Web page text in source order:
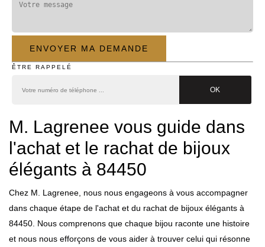
ÊTRE RAPPELÉ
M. Lagrenee vous guide dans
l'achat et le rachat de bijoux
élégants à 84450
Chez M. Lagrenee, nous nous engageons à vous accompagner
dans chaque étape de l'achat et du rachat de bijoux élégants à
84450. Nous comprenons que chaque bijou raconte une histoire
et nous nous efforçons de vous aider à trouver celui qui résonne